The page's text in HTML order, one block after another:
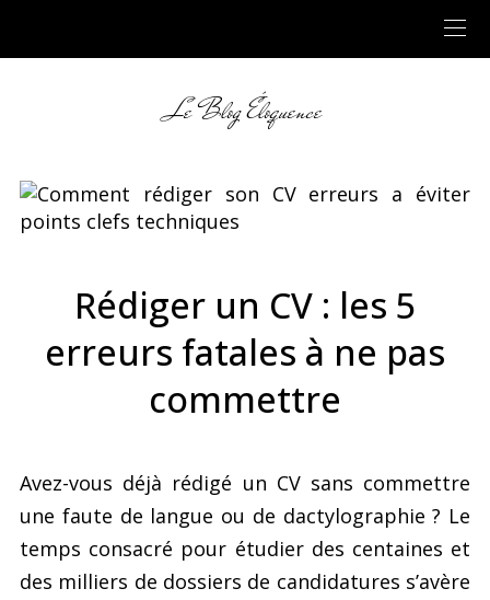
Le Blog Éloquence
Rédiger un CV : les 5
erreurs fatales à ne pas
commettre
Avez-vous déjà rédigé un CV sans commettre
une faute de langue ou de dactylographie ? Le
temps consacré pour étudier des centaines et
des milliers de dossiers de candidatures s’avère